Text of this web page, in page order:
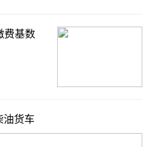
费基数
货车